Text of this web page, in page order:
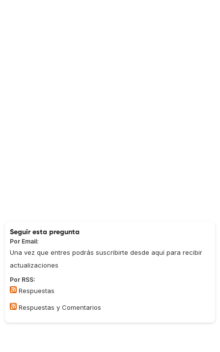
Seguir esta pregunta
Por Email:
Una vez que entres podrás suscribirte desde aquí para recibir
actualizaciones
Por RSS:
Respuestas
Respuestas y Comentarios